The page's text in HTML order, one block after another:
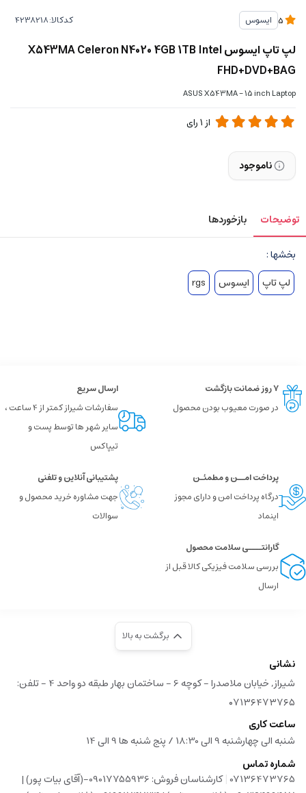
ایسوس کدکالا:
لپ تاپ ایسوس X543MA Celeron N4020 4GB 1TB Intel
FHD+DVD+BAG
ASUS X543MA - 15 inch Laptop
از 1رای
ناموجود
توضیحات بازخوردها
بخشها :
لپ تاپ
ایسوس rgs
۷ روز ضمانت بازگشت
در صورت معیوب بودن محصول
ارسال سریع
سفارشات شیراز کمتر از 4 ساعت ،
سایر شهر ها توسط پست و
تیپاکس
پرداخت امــن و مطمئـن
درگاه پرداخت امن و دارای مجوز
اینماد
پشتیبانی آنلاین و تلفنی
جهت مشاوره خرید محصول و
سوالات
گارانتــــی سلامت محصول
بررسی سلامت فیزیکی کالا قبل از
ارسال
برگشت به بالا
نشانی
شیراز, خیابان ملاصدرا - کوچه 6 - ساختمان بهار طبقه دو واحد 4 - تلفن:
۰۷۱۳۶۴۷۳۷۶۵
ساعت کاری
شنبه الی چهارشنبه 9 الی 18:30 / پنج شنبه ها 9 الی 14
شماره تماس
07136473765
|
کارشناسان فروش: 09017755936-(آقای بیات پور) |